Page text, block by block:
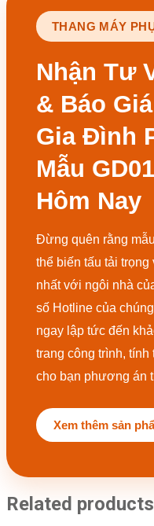
THANG MÁY
Nhận Tư
& Báo
Gia Đình
Mẫu
Hôm Nay
Đừng quên rằng
thể biến tấu tải
nhất với ngôi nhà
số Hotline của
ngay lập tức đến
trang công trình,
cho bạn phương án
Xem thêm sản
Related products